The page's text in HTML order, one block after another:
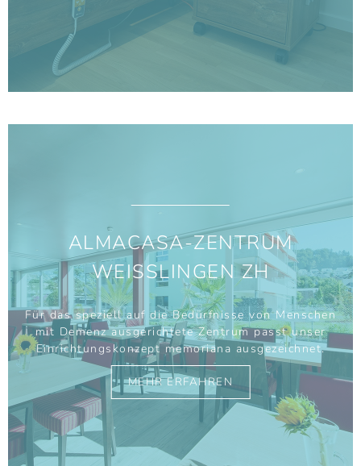
ALMACASA-ZENTRUM
WEISSLINGEN ZH
Für das speziell auf die Bedürfnisse von Menschen
mit Demenz ausgerichtete Zentrum passt unser
Einrichtungskonzept memoriana ausgezeichnet.
MEHR ERFAHREN